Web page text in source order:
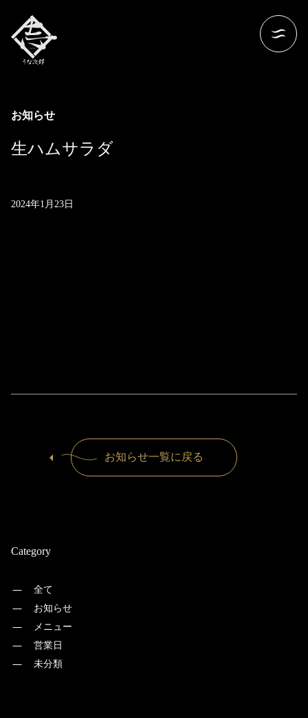
Category
全て
お知らせ
メニュー
営業日
未分類
お知らせ
生ハムサラダ
2024年1月23日
お知らせ一覧に戻る